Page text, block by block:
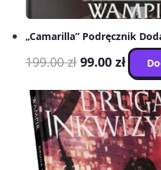
„Camarilla” Podręcznik
199.00zł
Pierwotna
wynosiła:
199.00 zł.
99.00 zł
cena
99.00